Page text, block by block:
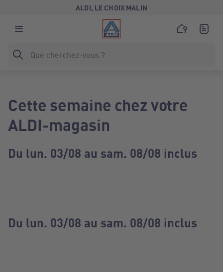
ALDI, LE CHOIX MALIN
Cette semaine chez votre
ALDI-magasin
Du lun. 03/08 au sam. 08/08 inclus
Du lun. 03/08 au sam. 08/08 inclus